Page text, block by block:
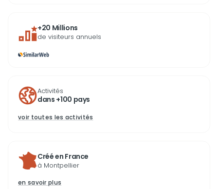
+20 Millions
de visiteurs annuels
Activités
dans +100 pays
voir toutes les activités
Créé en France
à Montpellier
en savoir plus